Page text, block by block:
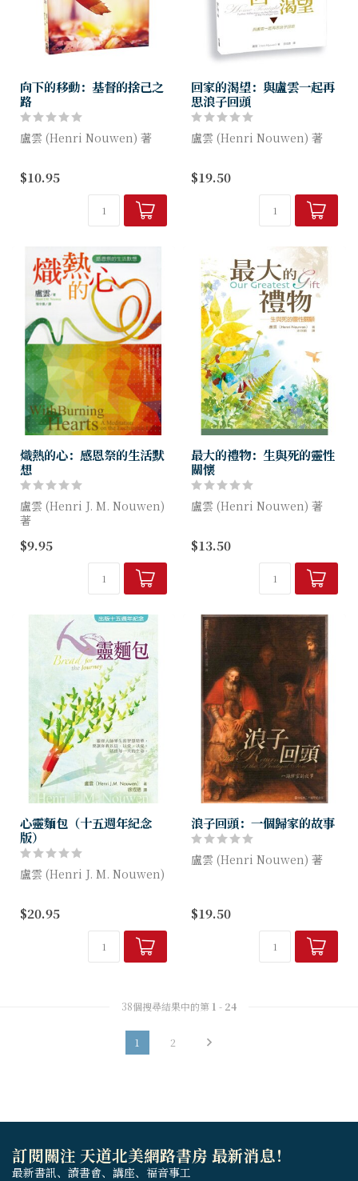
向下的移動：基督的捨己之
路
盧雲 (Henri Nouwen) 著
靈性生命這主題上，為我們提
供了極具穿透力的反思，特別
是在效法基督「向下移動」的
$10.95
回家的渴望：與盧雲一起再
思浪子回頭
盧雲 (Henri Nouwen) 著
喻，是對這個世代，每一位在
「離家與歸家」間遊蕩之人的
承諾與呼喚。二十多年前，為
$19.50
熾熱的心：感恩祭的生活默
想
盧雲 (Henri J. M. Nouwen)
著
盧雲再度發揮其觀微知著的慧
眼靈心，特以聖經中厄瑪烏二
門徒的故事為經、感恩祭的五
大幅度——失落、臨在、邀...
$9.95
最大的禮物：生與死的靈性
關懷
盧雲 (Henri Nouwen) 著
那些離世的人雖然走了，卻成
為我們未盡人生旅途上最溫柔
的陪伴者，日常生活裡最忠誠
$13.50
心靈麵包（十五週年紀念
版）
盧雲 (Henri J. M. Nouwen)
虛偽的防腐劑，更不追求速成
與時效，取而代之的是──六
十年歲月的積累，以上帝的慈
$20.95
浪子回頭：一個歸家的故事
盧雲 (Henri Nouwen) 著
督徒心目中的靈性經典。如今
重版出來，期待新一代的讀
$19.50
38個搜尋結果中的第 1 - 24
1 2
訂閱關注 天道北美網路書房 最新消息！
最新書訊、讀書會、講座、福音事工